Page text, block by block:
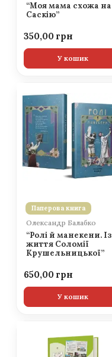
“Моя мама схожа на
Саскію”
350,00
У кошик
Паперова книга
Олександр Балабко
“Ролі й манекени. Із
життя Соломії
Крушельницької”
650,00
У кошик